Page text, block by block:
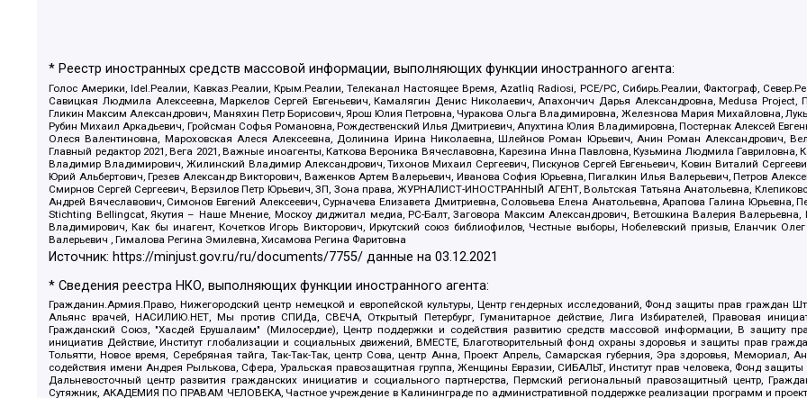
* Реестр иностранных средств массовой информации, выполняющих функции иностранного агента:
Голос Америки, Idel.Реалии, Кавказ.Реалии, Крым.Реалии, Телеканал Настоящее Время, Azatliq Radiosi, PCE/PC, Сибирь.Реалии, Фактограф,
Савицкая Людмила Алексеевна, Маркелов Сергей Евгеньевич, Камалягин Денис Николаевич, Апахончич Дарья Александровна, Medusa
Гликин Максим Александрович, Маняхин Петр Борисович, Ярош Юлия Петровна, Чуракова Ольга Владимировна, Железнова Мария Михайловна,
Рубин Михаил Аркадьевич, Гройсман Софья Романовна, Рождественский Илья Дмитриевич, Апухтина Юлия Владимировна, Постернак Алексей
Олеся Валентиновна, Мароховская Алеся Алексеевна, Долинина Ирина Николаевна, Шлейнов Роман Юрьевич, Анин Роман Александрович,
Главный редактор 2021, Вега 2021, Важные иноагенты, Каткова Вероника Вячеславовна, Карезина Инна Павловна, Кузьмина Людмила
Владимир Владимирович, Жилинский Владимир Александрович, Тихонов Михаил Сергеевич, Пискунов Сергей Евгеньевич, Ковин Виталий
Юрий Альбертович, Грезев Александр Викторович, Важенков Артем Валерьевич, Иванова София Юрьевна, Пигалкин Илья Валерьевич, Петров
Смирнов Сергей Сергеевич, Верзилов Петр Юрьевич, ЗП, Зона права, ЖУРНАЛИСТ-ИНОСТРАННЫЙ АГЕНТ, Вольтская Татьяна Анатольевна,
Андрей Вячеславович, Симонов Евгений Алексеевич, Сурначева Елизавета Дмитриевна, Соловьева Елена Анатольевна, Арапова Галина
Stichting Bellingcat, Якутия – Наше Мнение, Москоу диджитал медиа, РС-Балт, Заговора Максим Александрович, Ветошкина Валерия
Владимирович, Как бы инагент, Кочетков Игорь Викторович, Иркутский союз библиофилов, Честные выборы, Нобелевский призыв, Еланчик
Валерьевич , Гималова Регина Эмилевна, Хисамова Регина Фаритовна
Источник: https://minjust.gov.ru/ru/documents/7755/ данные на03.12.2021
* Сведения реестра НКО, выполняющих функции иностранного агента:
Гражданин.Армия.Право, Нижегородский центр немецкой и европейской культуры, Центр гендерных исследований, Фонд защиты прав граждан
Альянс врачей, НАСИЛИЮ.НЕТ, Мы против СПИДа, СВЕЧА, Открытый Петербург, Гуманитарное действие, Лига Избирателей, Правовая
Гражданский Союз, "Хасдей Ерушалаим" (Милосердие), Центр поддержки и содействия развитию средств массовой информации, В защиту
инициатив Действие, Институт глобализации и социальных движений, ВМЕСТЕ, Благотворительный фонд охраны здоровья и защиты прав
Тольятти, Новое время, Серебряная тайга, Так-Так-Так, центр Сова, центр Анна, Проект Апрель, Самарская губерния, Эра здоровья, Мемориал,
содействия имени Андрея Рылькова, Сфера, Уральская правозащитная группа, Женщины Евразии, СИБАЛЬТ, Институт прав человека, Фонд защиты
Дальневосточный центр развития гражданских инициатив и социального партнерства, Пермский региональный правозащитный центр,
Сутяжник, АКАДЕМИЯ ПО ПРАВАМ ЧЕЛОВЕКА, Частное учреждение в Калининграде по административной поддержке реализации программ и